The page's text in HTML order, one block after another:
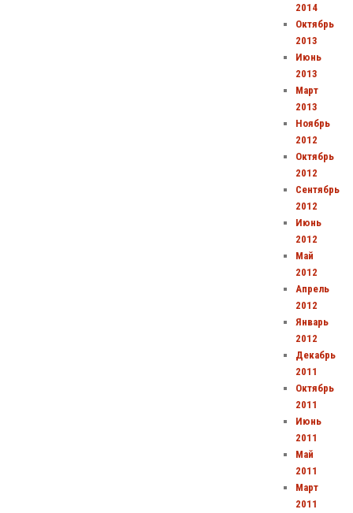
2014
Октябрь
2013
Июнь
2013
Март
2013
Ноябрь
2012
Октябрь
2012
Сентябрь
2012
Июнь
2012
Май
2012
Апрель
2012
Январь
2012
Декабрь
2011
Октябрь
2011
Июнь
2011
Май
2011
Март
2011